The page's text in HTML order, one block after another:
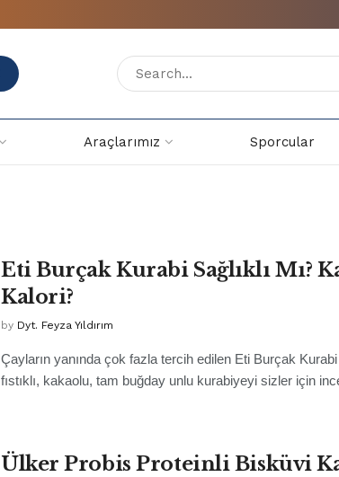
Araçlarımız Sporcular
Eti Burçak Kurabi Sağlıklı Mı?
Kalori?
by Dyt. Feyza Yıldırım
Çayların yanında çok fazla tercih edilen Eti Burçak
fıstıklı, kakaolu, tam buğday unlu kurabiyeyi sizler için
Ülker Probis Proteinli Bisküvi